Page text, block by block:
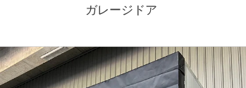
ガレージドア